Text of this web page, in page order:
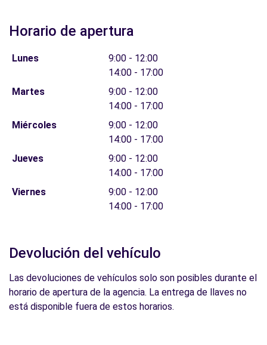
Horario de apertura
Lunes
9:00 - 12:00
14:00 - 17:00
Martes
9:00 - 12:00
14:00 - 17:00
Miércoles
9:00 - 12:00
14:00 - 17:00
Jueves
9:00 - 12:00
14:00 - 17:00
Viernes
9:00 - 12:00
14:00 - 17:00
Devolución del vehículo
Las devoluciones de vehículos solo son posibles durante el
horario de apertura de la agencia. La entrega de llaves no
está disponible fuera de estos horarios.